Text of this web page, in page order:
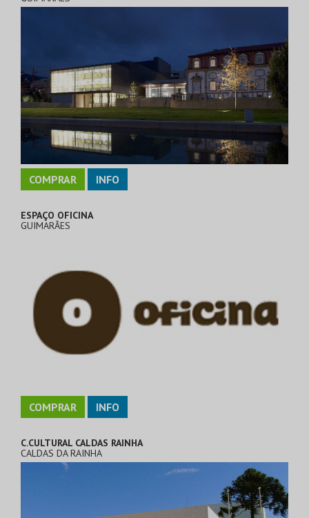
COMPRAR INFO
ESPAÇO OFICINA
GUIMARÃES
COMPRAR INFO
C.CULTURAL CALDAS RAINHA
CALDAS DA RAINHA